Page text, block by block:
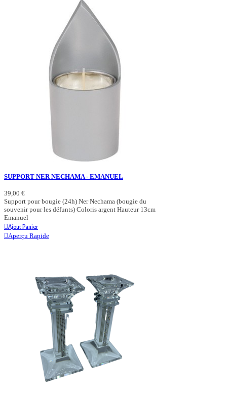
SUPPORT NER NECHAMA - EMANUEL
39,00 €
Support pour bougie (24h) Ner Nechama (bougie du
souvenir pour les défunts) Coloris argent Hauteur 13cm
Emanuel
Ajout Panier
Aperçu Rapide